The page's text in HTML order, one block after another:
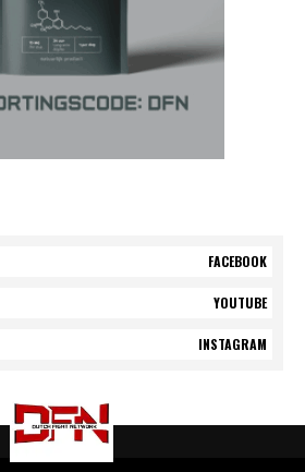
FACEBOOK
YOUTUBE
INSTAGRAM